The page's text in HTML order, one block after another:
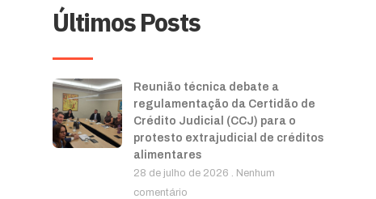
Últimos Posts
Reunião técnica debate a
regulamentação da Certidão de
Crédito Judicial (CCJ) para o
protesto extrajudicial de créditos
alimentares
28 de julho de 2026
Nenhum
comentário